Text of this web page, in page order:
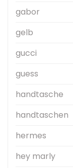
gabor
gelb
gucci
guess
handtasche
handtaschen
hermes
hey marly